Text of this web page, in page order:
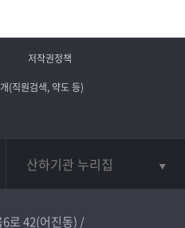
저작권정책
(직원검색, 약도 등)
산하기관 누리집
6로 42(어진동) /